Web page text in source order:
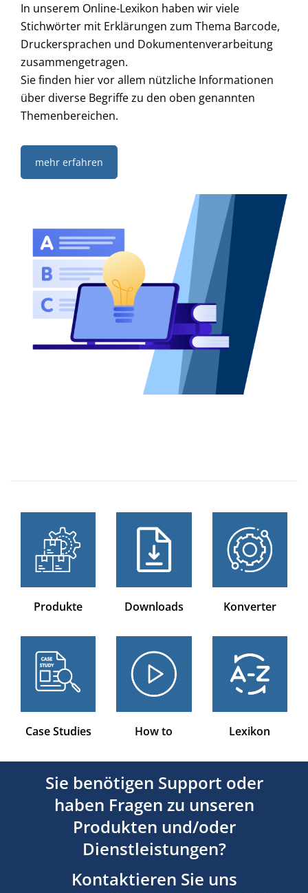
In unserem Online-Lexikon haben wir viele
Stichwörter mit Erklärungen zum Thema Barcode,
Druckersprachen und Dokumentenverarbeitung
zusammengetragen.
Sie finden hier vor allem nützliche Informationen
über diverse Begriffe zu den oben genannten
Themenbereichen.
mehr erfahren
Produkte Downloads Konverter
Case Studies How to Lexikon
Sie benötigen Support oder
haben Fragen zu unseren
Produkten und/oder
Dienstleistungen?
Kontaktieren Sie uns